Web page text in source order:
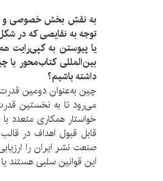
به نقش بخش خصوصی و
توجه به نقایصی که در
یا پیوستن به کپی‌رایت
بین‌المللی کتاب‌محور
داشته باشیم؟
چین به‌عنوان دومین
می‌رود تا به نخستین
خواستار همکاری متعدد
صنعت نشر ایران را
این قوانین سلبی هستند